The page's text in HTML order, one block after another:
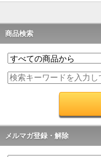
商品検索
メルマガ登録・解除